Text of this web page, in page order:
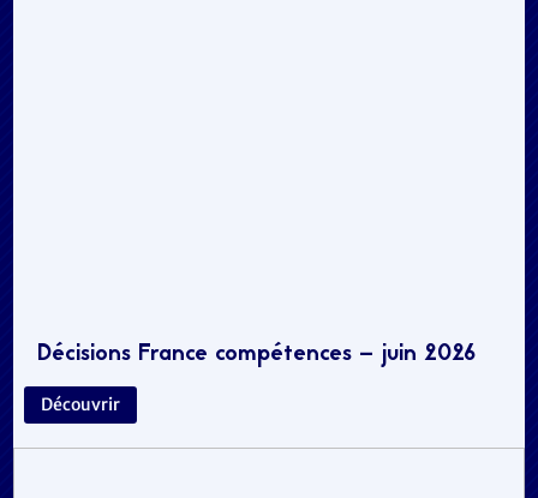
Décisions France compétences – juin 2026
Découvrir